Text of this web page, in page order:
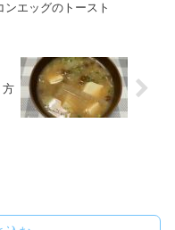
ンエッグのトースト
方